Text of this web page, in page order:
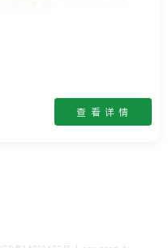
查 看 详 情